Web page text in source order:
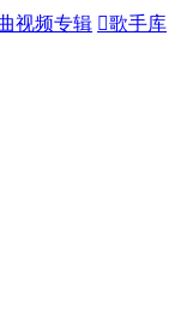
视频专辑 歌手库